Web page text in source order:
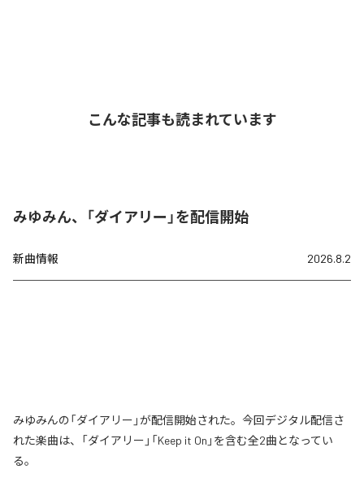
こんな記事も読まれています
みゆみん、「ダイアリー」を配信開始
新曲情報 2026.8.2
みゆみんの「ダイアリー」が配信開始された。今回デジタル配信さ
れた楽曲は、「ダイアリー」「Keep it On」を含む全2曲となってい
る。